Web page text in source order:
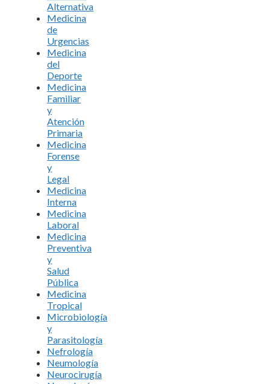
Alternativa
Medicina
de
Urgencias
Medicina
del
Deporte
Medicina
Familiar
y
Atención
Primaria
Medicina
Forense
y
Legal
Medicina
Interna
Medicina
Laboral
Medicina
Preventiva
y
Salud
Pública
Medicina
Tropical
Microbiología
y
Parasitología
Nefrología
Neumología
Neurocirugía